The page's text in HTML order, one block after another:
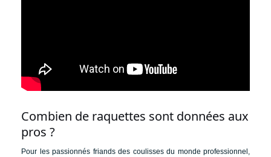
Combien de raquettes sont données aux
pros ?
Pour les passionnés friands des coulisses du monde professionnel,